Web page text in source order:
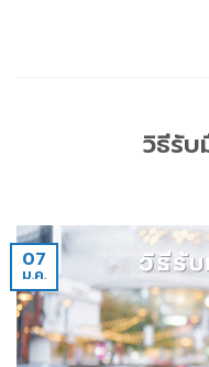
วิธีรั
07
ม.ค.